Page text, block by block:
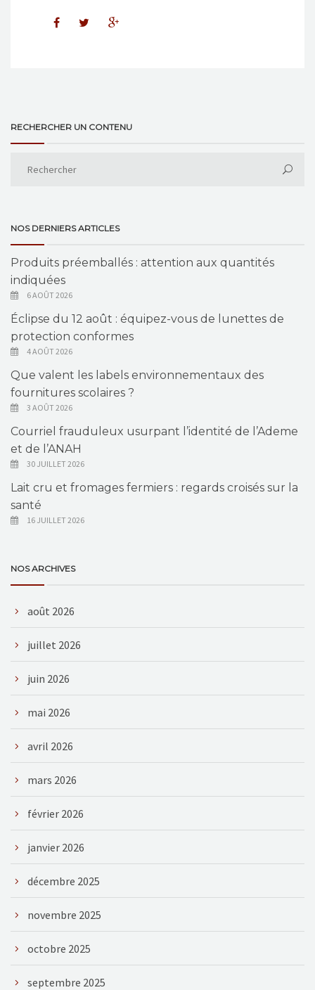
RECHERCHER UN CONTENU
NOS DERNIERS ARTICLES
Produits préemballés : attention aux quantités
indiquées
6 AOÛT 2026
Éclipse du 12 août : équipez-vous de lunettes de
protection conformes
4 AOÛT 2026
Que valent les labels environnementaux des
fournitures scolaires ?
3 AOÛT 2026
Courriel frauduleux usurpant l’identité de l’Ademe
et de l’ANAH
30 JUILLET 2026
Lait cru et fromages fermiers : regards croisés sur la
santé
16 JUILLET 2026
NOS ARCHIVES
août 2026
juillet 2026
juin 2026
mai 2026
avril 2026
mars 2026
février 2026
janvier 2026
décembre 2025
novembre 2025
octobre 2025
septembre 2025